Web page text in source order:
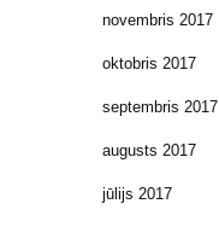
novembris 2017
oktobris 2017
septembris 2017
augusts 2017
jūlijs 2017